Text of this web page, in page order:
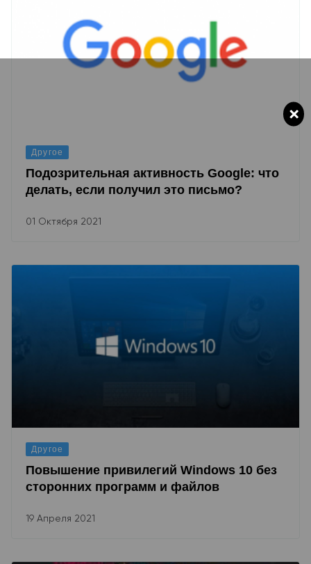
Другое
Подозрительная активность Google: что
делать, если получил это письмо?
01 Октября 2021
Другое
Повышение привилегий Windows 10 без
сторонних программ и файлов
19 Апреля 2021
×